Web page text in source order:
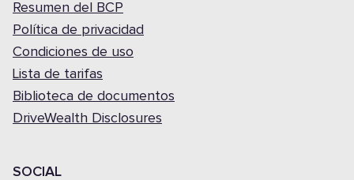
Resumen del BCP
Política de privacidad
Condiciones de uso
Lista de tarifas
Biblioteca de documentos
DriveWealth Disclosures
SOCIAL